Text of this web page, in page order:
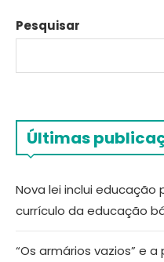
Pesquisar
Últimas
Nova lei inclui
currículo da educação
“Os armários vazios” e